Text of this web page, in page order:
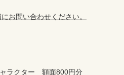
お問い合わせください。
ラクター　額面800円分